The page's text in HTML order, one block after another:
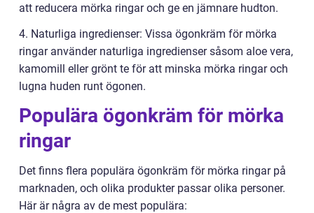
att reducera mörka ringar och ge en jämnare hudton.
4. Naturliga ingredienser: Vissa ögonkräm för mörka
ringar använder naturliga ingredienser såsom aloe vera,
kamomill eller grönt te för att minska mörka ringar och
lugna huden runt ögonen.
Populära ögonkräm för mörka
ringar
Det finns flera populära ögonkräm för mörka ringar på
marknaden, och olika produkter passar olika personer.
Här är några av de mest populära: